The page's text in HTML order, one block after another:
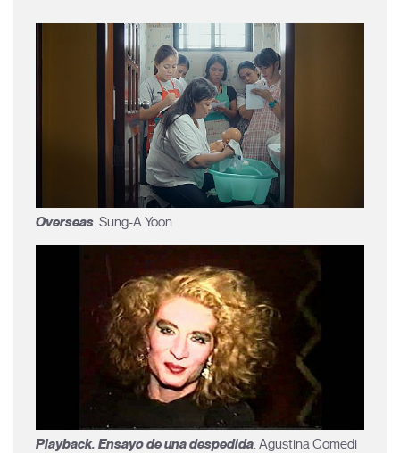
Overseas. Sung-A Yoon
Playback. Ensayo de una despedida. Agustina Comedi